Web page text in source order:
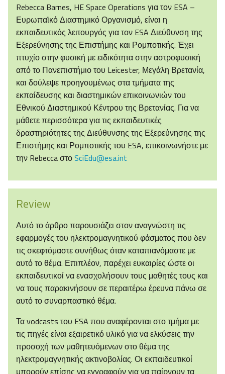
Rebecca Barnes, HE Space Operations για τον ESA –
Ευρωπαϊκό Διαστημικό Οργανισμό, είναι η
εκπαιδευτικός λειτουργός για τον ESA Διεύθυνση της
Εξερεύνησης της Επιστήμης και Ρομποτικής. Έχει
πτυχίο στην φυσική με ειδικότητα στην αστροφυσική
από το Πανεπιστήμιο του Leicester, Μεγάλη Βρετανία,
και δούλεψε προηγουμένως στα τμήματα της
εκπαίδευσης και διαστημικών επικοινωνιών του
Εθνικού Διαστημικού Κέντρου της Βρετανίας. Για να
μάθετε περισσότερα για τις εκπαιδευτικές
δραστηριότητες της Διεύθυνσης της Εξερεύνησης της
Επιστήμης και Ρομποτικής του ESA, επικοινωνήστε με
την Rebecca στοSciEdu@esa.int
Review
Αυτό το άρθρο παρουσιάζει στον αναγνώστη τις
εφαρμογές του ηλεκτρομαγνητικού φάσματος που δεν
τις σκεφτόμαστε συνήθως όταν καταπιανόμαστε με
αυτό το θέμα. Επιπλέον, παρέχει ευκαιρίες ώστε οι
εκπαιδευτικοί να ενασχολήσουν τους μαθητές τους και
να τους παρακινήσουν σε περαιτέρω έρευνα πάνω σε
αυτό το συναρπαστικό θέμα.
Τα vodcasts του ESA που αναφέρονται στο τμήμα με
τις πηγές είναι εξαιρετικό υλικό για να ελκύσεις την
προσοχή των μαθητευόμενων στο θέμα της
ηλεκτρομαγνητικής ακτινοβολίας. Οι εκπαιδευτικοί
μπορούν επίσης να εγγραφούν για να παίρνουν τα